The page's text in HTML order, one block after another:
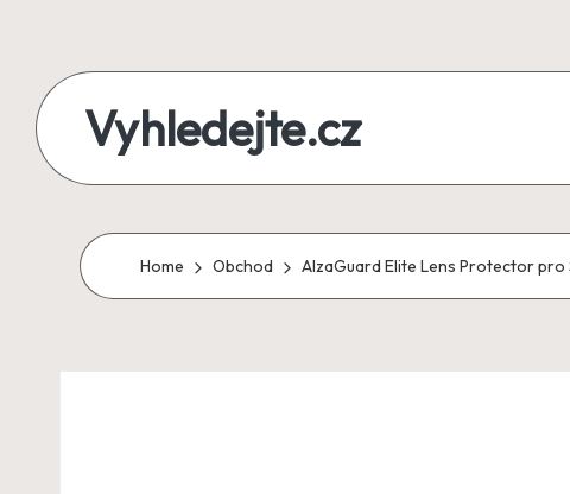
content
Vyhledejte.cz
produkty
i
Home Obchod AlzaGuard Elite Lens Protector pro